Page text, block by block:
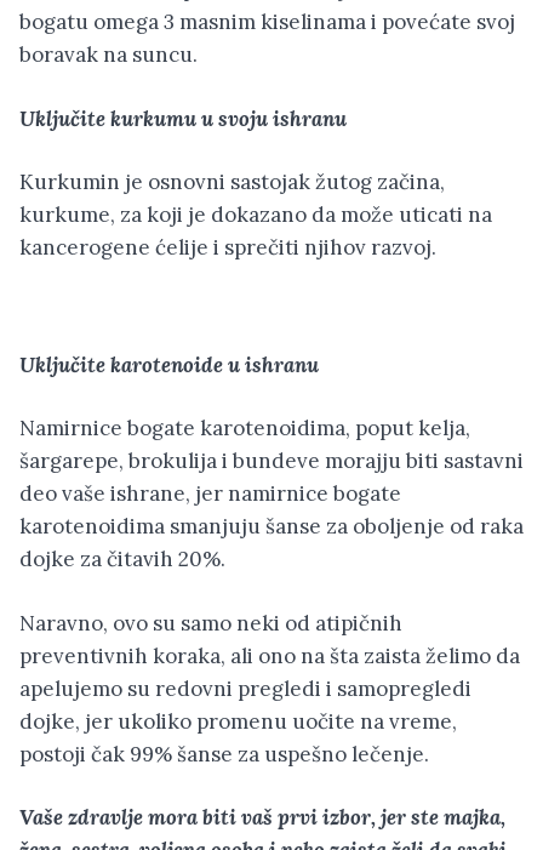
bogatu omega 3 masnim kiselinama i povećate svoj
boravak na suncu.
Uključite kurkumu u svoju ishranu
Kurkumin je osnovni sastojak žutog začina,
kurkume, za koji je dokazano da može uticati na
kancerogene ćelije i sprečiti njihov razvoj.
Uključite karotenoide u ishranu
Namirnice bogate karotenoidima, poput kelja,
šargarepe, brokulija i bundeve morajju biti sastavni
deo vaše ishrane, jer namirnice bogate
karotenoidima smanjuju šanse za oboljenje od raka
dojke za čitavih 20%.
Naravno, ovo su samo neki od atipičnih
preventivnih koraka, ali ono na šta zaista želimo da
apelujemo su redovni pregledi i samopregledi
dojke, jer ukoliko promenu uočite na vreme,
postoji čak 99% šanse za uspešno lečenje.
Vaše zdravlje mora biti vaš prvi izbor, jer ste majka,